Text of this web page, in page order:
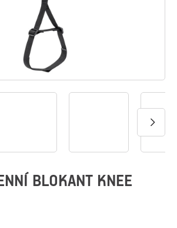
O
BLOKANT KNEE